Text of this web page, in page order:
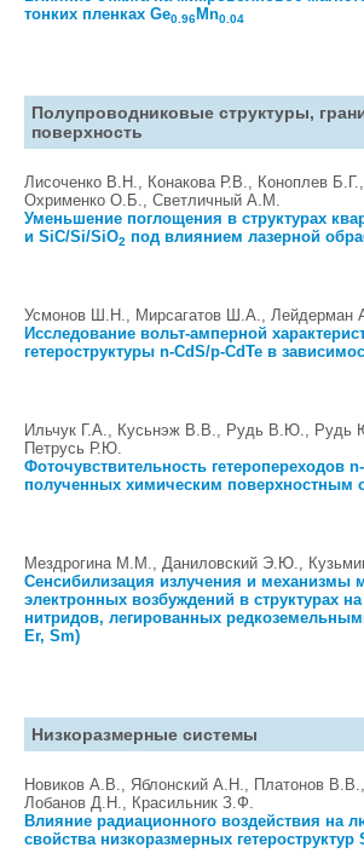
тонких пленках Ge0.96Mn0.04
Полупроводниковые структуры,
поверхность
Лисоченко В.Н., Конакова Р.В., Коноплев
Охрименко О.Б., Светличный А.М.
Уменьшение поглощения в структурах
и SiC/Si/SiO2 под влиянием лазерной
Усмонов Ш.Н., Мирсагатов Ш.А., Лейдерман
Исследование вольт-амперной
гетероструктуры n-CdS/p-CdTe в
Ильчук Г.А., Кусьнэж В.В., Рудь В.Ю.,
Петрусь Р.Ю.
Фоточувствительность гетеропереходов
полученных химическим поверхностным
Мездрогина М.М., Даниловский Э.Ю.,
Сенсибилизация излучения и механизмы
электронных возбуждений в структурах
нитридов, легированных
Er, Sm)
Низкоразмерные системы
Новиков А.В., Яблонский А.Н., Платонов
Лобанов Д.Н., Красильник З.Ф.
Влияние радиационного воздействия на
свойства низкоразмерных гетероструктур